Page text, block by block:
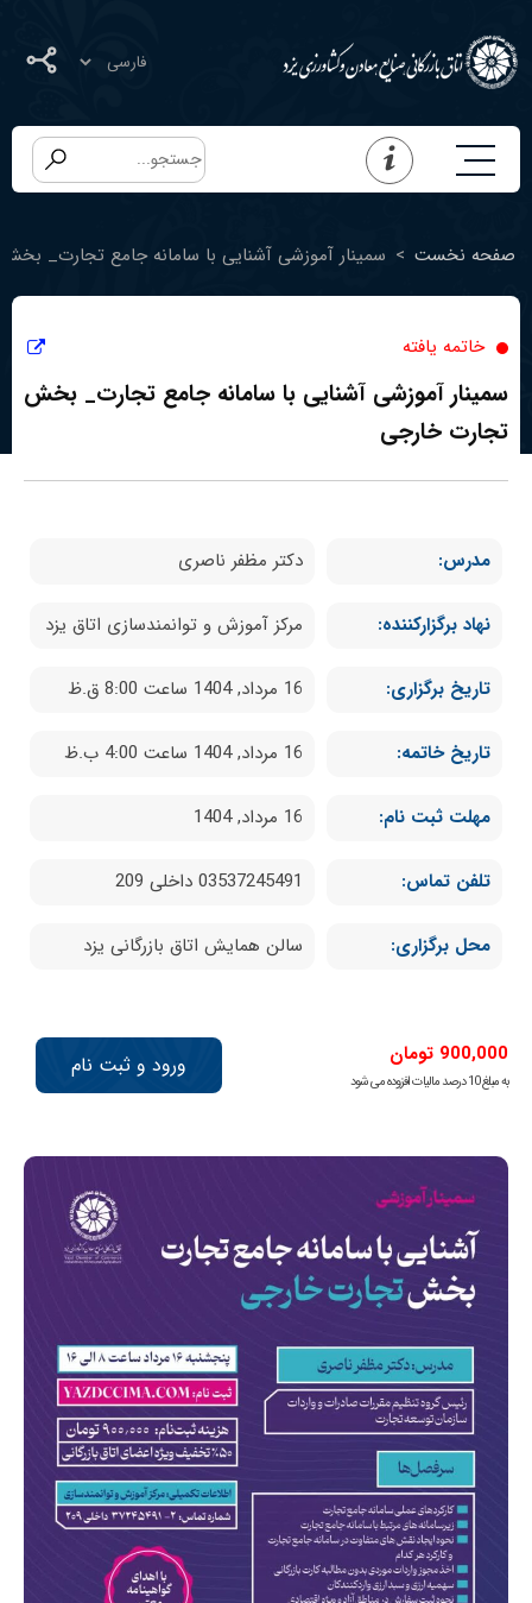
صفحه نخست > سمینار آموزشی آشنایی با سامانه جامع تجارت_
خاتمه یافته
سمینار آموزشی آشنایی با سامانه جامع تجارت_ بخش
تجارت خارجی
مدرس: دکتر مظفر ناصری
نهاد برگزارکننده: مرکز آموزش و توانمندسازی اتاق یزد
تاریخ برگزاری: 16 مرداد, 1404 ساعت 8:00 ق.ظ
تاریخ خاتمه: 16 مرداد, 1404 ساعت 4:00 ب.ظ
مهلت ثبت نام: 16 مرداد, 1404
تلفن تماس: 03537245491 داخلی 209
محل برگزاری: سالن همایش اتاق بازرگانی یزد
900,000 تومان
به مبلغ 10 درصد مالیات افزوده می شود
ورود و ثبت نام